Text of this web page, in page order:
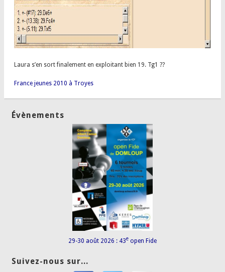
Laura s’en sort finalement en exploitant bien 19. Tg1 ??
France jeunes 2010 à Troyes
Évènements
29-30 août 2026 : 43e open Fide
Suivez-nous sur...